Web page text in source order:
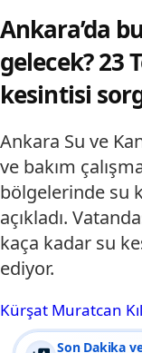
Ankara’da
gelecek? 23
kesintisi
Ankara Su ve
ve bakım
bölgelerinde su
açıkladı.
kaça kadar su
ediyor.
Kürşat Muratcan
Son Dakika